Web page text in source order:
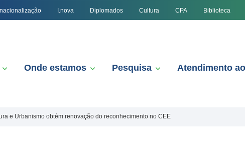
I.nova Diplomados Cultura CPA Biblioteca
Onde estamos Pesquisa Atendimento
e Urbanismo obtém renovação do reconhecimento no CEE